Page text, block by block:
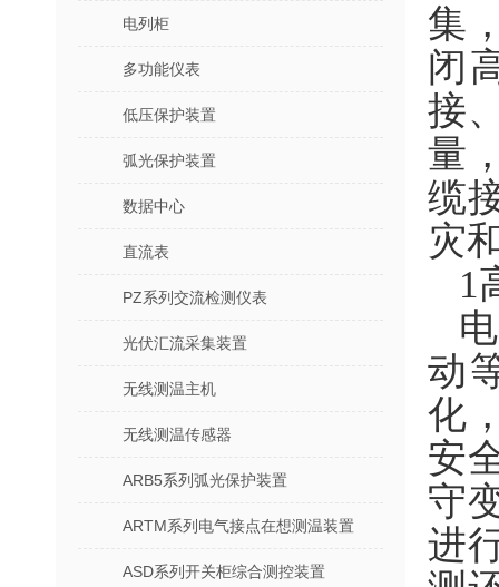
电列柜
多功能仪表
低压保护装置
弧光保护装置
数据中心
直流表
PZ系列交流检测仪表
光伏汇流采集装置
无线测温主机
无线测温传感器
ARB5系列弧光保护装置
ARTM系列电气接点在想测温装置
ASD系列开关柜综合测控装置
集
闭
接
量
缆
灾
1
动
化
安
守
进